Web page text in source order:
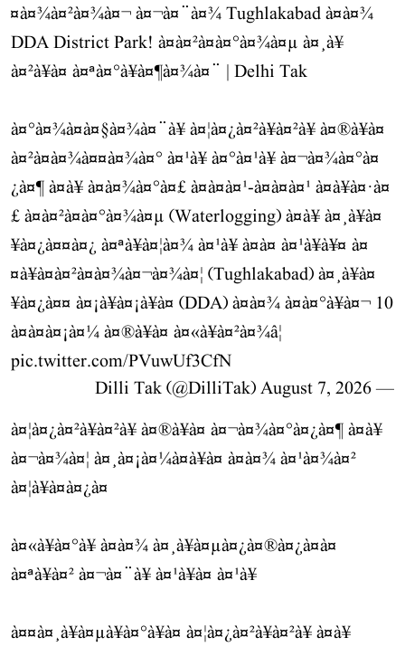
¤à¤¾à¤²à¤¾à¤¬ à¤¬à¤¨à¤¾ Tughlakabad à¤à¤¾
DDA District Park! à¤à¤²à¤­à¤°à¤¾à¤µ à¤¸à¥
à¤²à¥à¤ à¤ªà¤°à¥à¤¶à¤¾à¤¨ | Delhi Tak
à¤°à¤¾à¤à¤§à¤¾à¤¨à¥ à¤¦à¤¿à¤²à¥à¤²à¥ à¤®à¥à¤
à¤²à¤à¤¾à¤¤à¤¾à¤° à¤¹à¥ à¤°à¤¹à¥ à¤¬à¤¾à¤°à¤
¿à¤¶ à¤à¥ à¤à¤¾à¤°à¤£ à¤à¤à¤¹-à¤à¤à¤¹ à¤­à¥à¤·à¤
£ à¤à¤²à¤­à¤°à¤¾à¤µ (Waterlogging) à¤à¥ à¤¸à¥à¤
¥à¤¿à¤¤à¤¿ à¤ªà¥à¤¦à¤¾ à¤¹à¥ à¤à¤ à¤¹à¥à¥¤ à¤
¤à¥à¤à¤²à¤à¤¾à¤¬à¤¾à¤¦ (Tughlakabad) à¤¸à¥à¤
¥à¤¿à¤¤ à¤¡à¥à¤¡à¥à¤ (DDA) à¤à¤¾ à¤à¤°à¥à¤¬ 10
à¤à¤à¤¡à¤¼ à¤®à¥à¤ à¤«à¥à¤²à¤¾â¦
pic.twitter.com/PVuwUf3CfN
— Dilli Tak (@DilliTak)
August 7, 2026
à¤¦à¤¿à¤²à¥à¤²à¥ à¤®à¥à¤ à¤¬à¤¾à¤°à¤¿à¤¶ à¤à¥
à¤¬à¤¾à¤¦ à¤¸à¤¡à¤¼à¤à¥à¤ à¤à¤¾ à¤¹à¤¾à¤²
à¤¦à¥à¤à¤¿à¤
à¤«à¥à¤°à¥ à¤à¤¾ à¤¸à¥à¤µà¤¿à¤®à¤¿à¤à¤
à¤ªà¥à¤² à¤¬à¤¨à¥ à¤¹à¥à¤ à¤¹à¥
à¤¤à¤¸à¥à¤µà¥à¤°à¥à¤ à¤¦à¤¿à¤²à¥à¤²à¥ à¤à¥